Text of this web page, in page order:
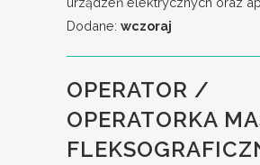
Dodane: wczoraj
OPERATOR /
OPERATORKA